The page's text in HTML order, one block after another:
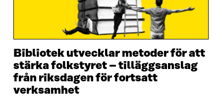
Bibliotek utvecklar metoder för att
stärka folkstyret – tilläggsanslag
från riksdagen för fortsatt
verksamhet